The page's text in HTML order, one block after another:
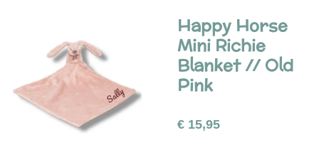
Happy Horse
Mini Richie
Blanket // Old
Pink
€ 15,95